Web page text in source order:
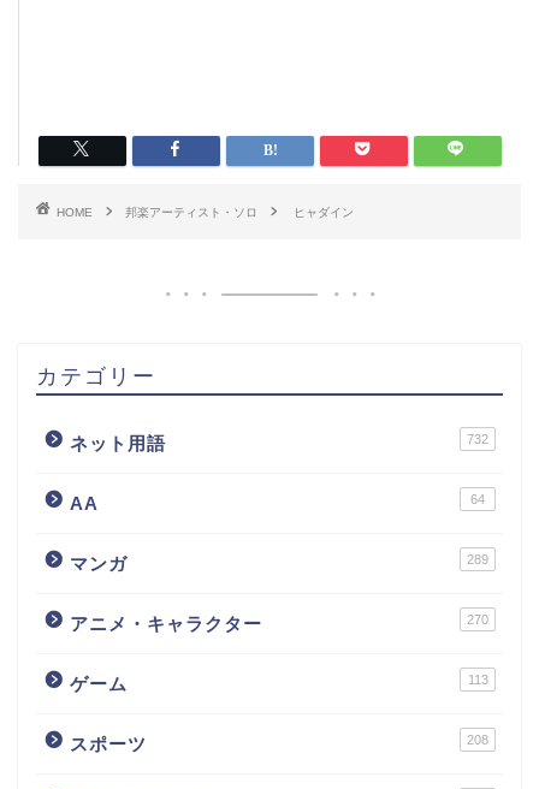
HOME 邦楽アーティスト・ソロ ヒャダイン
カテゴリー
ネット用語 732
AA 64
マンガ 289
アニメ・キャラクター 270
ゲーム 113
スポーツ 208